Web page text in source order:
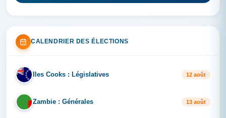
CALENDRIER DES ÉLECTIONS
IL Iles Cooks : Législatives 12 août
ZA Zambie : Générales 13 août